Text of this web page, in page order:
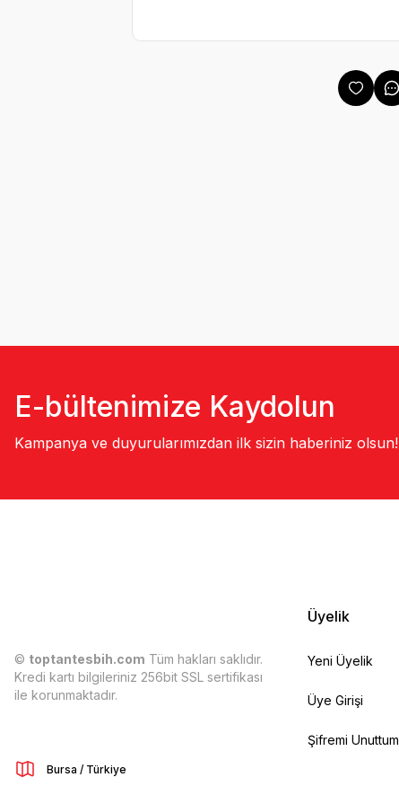
E-bültenimize Kaydolun
Kampanya ve duyurularımızdan ilk sizin haberiniz olsun!
© toptantesbih.com Tüm hakları saklıdır.
Kredi kartı bilgileriniz 256bit SSL sertifikası
ile korunmaktadır.
Bursa / Türkiye
Üyelik
Yeni Üyelik
Üye Girişi
Şifremi Unuttum